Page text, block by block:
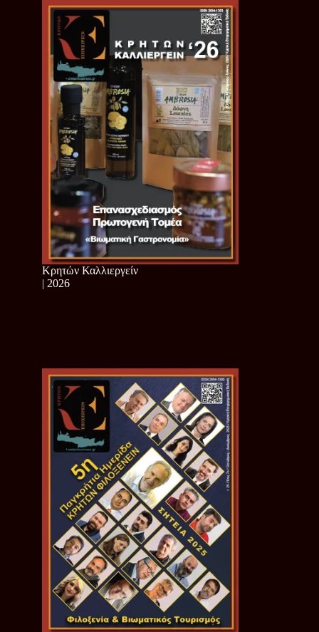
Κρητών Καλλιεργείν
| 2026